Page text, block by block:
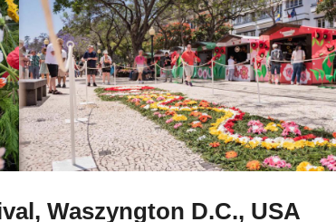
Waszyngton D.C., USA